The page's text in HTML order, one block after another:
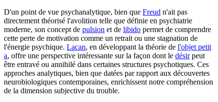
D'un point de vue psychanalytique, bien que Freud n'ait pas
directement théorisé l'avolition telle que définie en psychiatrie
moderne, son concept de pulsion et de libido permet de comprendre
cette perte de motivation comme un retrait ou une stagnation de
l'énergie psychique. Lacan, en développant la théorie de l'objet petit
a, offre une perspective intéressante sur la façon dont le désirpeut
être entravé ou annihilé dans certaines structures psychotiques. Ces
approches analytiques, bien que datées par rapport aux découvertes
neurobiologiques contemporaines, enrichissent notre compréhension
de la dimension subjective du trouble.